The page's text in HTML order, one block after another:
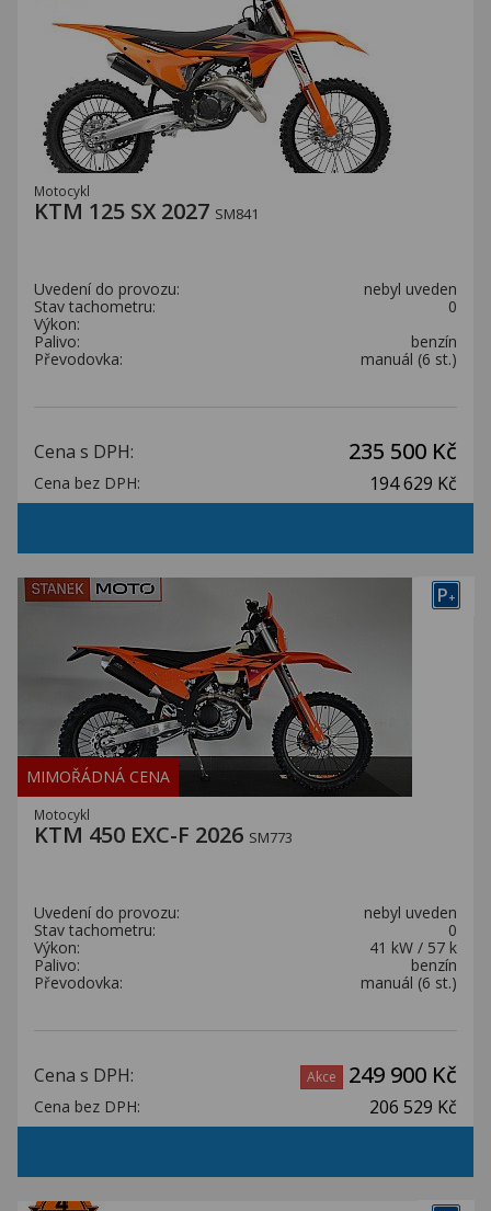
Motocykl
KTM 125 SX 2027 SM841
Uvedení do provozu:
nebyl uveden
Stav tachometru:
0
Výkon:
Palivo:
benzín
Převodovka:
manuál (6 st.)
Cena s DPH: 235 500 Kč
Cena bez DPH: 194 629 Kč
P+
MIMOŘÁDNÁ CENA
Motocykl
KTM 450 EXC-F 2026 SM773
Uvedení do provozu:
nebyl uveden
Stav tachometru:
0
Výkon:
41 kW / 57 k
Palivo:
benzín
Převodovka:
manuál (6 st.)
Cena s DPH: Akce 249 900 Kč
Cena bez DPH: 206 529 Kč